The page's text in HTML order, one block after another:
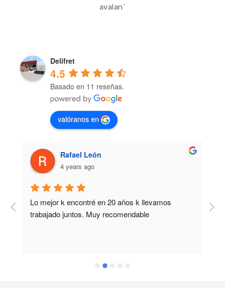
avalan´
Delifret
4.5
Basado en 11 reseñas.
valóranos en
Rafael León
4 years ago
Lo mejor k encontré en 20 años k llevamos
trabajado juntos. Muy recomendable